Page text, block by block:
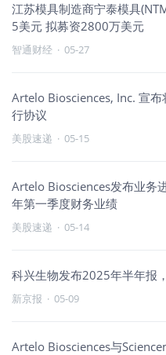
江苏模具制造商宁泰模具
5美元 拟募资2800万美元
智通财经 · 05-27
Artelo Biosciences, Inc. 宣
行协议
美股速递 · 05-15
Artelo Biosciences发布业务
年第一季度财务业绩
美股速递 · 05-14
科兴生物发布2025年半年报
新京报 · 05-09
Artelo Biosciences与